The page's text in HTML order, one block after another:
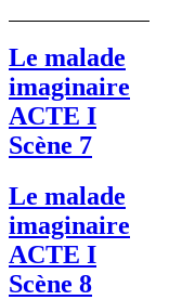
Le malade
imaginaire
ACTE I
Scène 7
Le malade
imaginaire
ACTE I
Scène 8